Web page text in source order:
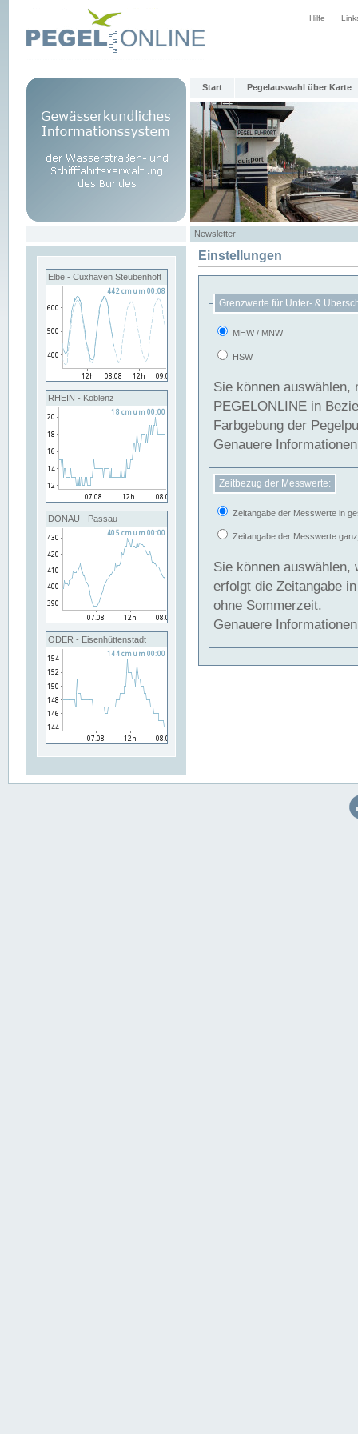
Hilfe
Start Pegelauswahl über Karte
Newsletter
Elbe - Cuxhaven Steubenhöft
RHEIN - Koblenz
DONAU - Passau
ODER - Eisenhüttenstadt
Einstellungen
Grenzwerte für Unter- &
MHW / MNW
HSW
Sie können
PEGELONLINE in Beziehung
Farbgebung der
Genauere
Zeitbezug der Messwerte:
Zeitangabe der Messwerte in
Zeitangabe der Messwerte
Sie können auswählen,
erfolgt die Zeitangabe
ohne Sommerzeit.
Genauere